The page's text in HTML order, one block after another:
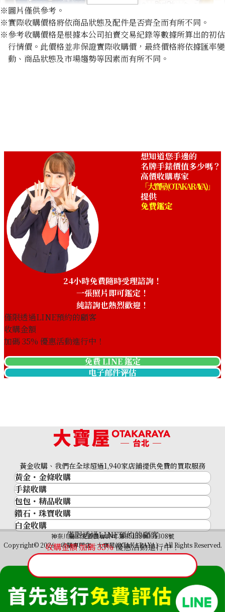
Audemars Piguet Royal Oak Audemars Piguet Royal Oak
Audemars Piguet Royal Oak
14990ST
收購參考價格
NTD 1,220,805
收購日期: 2025年2月
收購日期: 2026年4月
14470BA.OO.0902BA.03
收購參考價格
收購日期: 2026年3月
Audemars Piguet Royal Oak
Automatic
Audemars Piguet Royal Oak
56175PT.OO.0789PT.03
※圖片僅供參考。
※實際收購價格將依商品狀態及配件是否齊全而有所不同。
※參考收購價格是根據本公司拍賣交易紀錄等數據所算出的初估
行情價。此價格並非保證實際收購價，最終價格將依據匯率變
動、商品狀態及市場趨勢等因素而有所不同。
想知道您手邊的
名牌手錶價值多少嗎？
高價收購專家
「大寶屋 (OTAKARAYA)」
提供
免費鑑定
24小時免費隨時受理諮詢！
一張照片即可鑑定！
純諮詢也熱烈歡迎！
僅限透過LINE預約的顧客
收購金額
加碼35% 優惠活動進行中！
免費 LINE 鑑定
电子邮件评估
僅限透過LINE預約的顧客
收購金額 加碼35%優惠活動進行中！
黃金收購、我們在全球超過1,940家店鋪提供免費的買取服務
黃金・金條收購
黃金與貴金屬
金的錠
金幣
黃金過去10年
黃金飾品
黃金戒指
黃金項鍊
手錶收購
名牌手錶
Rolex
Patek Philippe
Audemars Piguet
Vacheron Constantin
A. Lange & Söhne
Breguet
包包・精品收購
品牌精品
Cartier
LOUIS VUITTON
Hermès
CELINE
CHANEL
Fendi
Dior
鑽石・珠寶收購
鑽石･珠寶
祖母綠（翠玉）
紅寶石（紅玉）
藍寶石（蒼玉）
白金收購
神奈川縣公安委員會許可 第451380001308號
Copyright© 2026 收購專門店—大寶屋(OTAKARAYA) All Rights Reserved.